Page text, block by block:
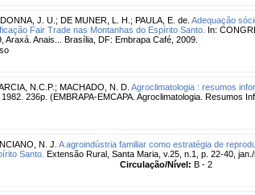
DONNA, J. U. ; DE MUNER, L. H. ; PAULA, E. de. Adequação
Fair Trade nas Montanhas do Espírito Santo. In:
Araxá. Anais... Brasília, DF: Embrapa Café, 2009.
N.C.P. ; MACHADO, N. D. Agroclimatologia : resumos
236p. (EMBRAPA-EMCAPA. Agroclimatologia. Resumos
N. J. A agroindústria familiar como estratégia de
Santo. Extensão Rural, Santa Maria, v.25, n.1, p. 22-40,
Circulação/Nível: B - 2